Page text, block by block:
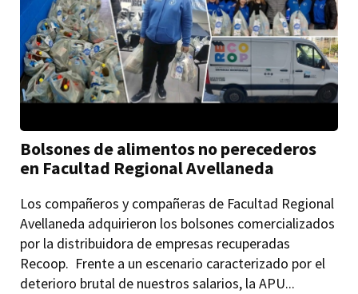
Bolsones de alimentos no perecederos
en Facultad Regional Avellaneda
Los compañeros y compañeras de Facultad Regional
Avellaneda adquirieron los bolsones comercializados
por la distribuidora de empresas recuperadas
Recoop. Frente a un escenario caracterizado por el
deterioro brutal de nuestros salarios, la APU...